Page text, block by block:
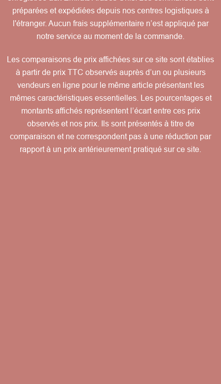
préparées et expédiées depuis nos centres logistiques à
l'étranger. Aucun frais supplémentaire n’est appliqué par
notre service au moment de la commande.
Les comparaisons de prix affichées sur ce site sont établies
à partir de prix TTC observés auprès d’un ou plusieurs
vendeurs en ligne pour le même article présentant les
mêmes caractéristiques essentielles. Les pourcentages et
montants affichés représentent l’écart entre ces prix
observés et nos prix. Ils sont présentés à titre de
comparaison et ne correspondent pas à une réduction par
rapport à un prix antérieurement pratiqué sur ce site.